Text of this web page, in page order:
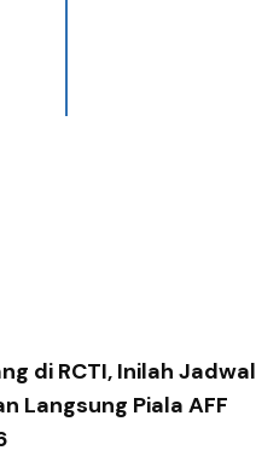
di RCTI, Inilah Jadwal
Langsung Piala AFF